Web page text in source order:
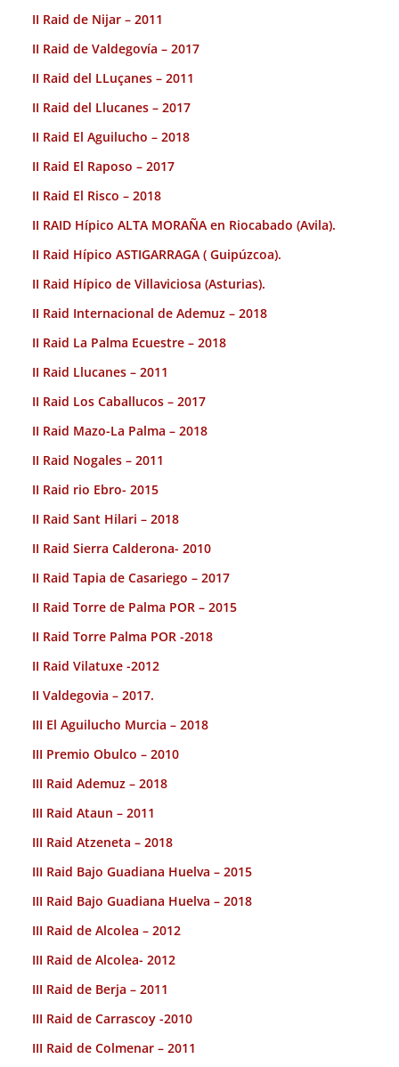
II Raid de Nijar – 2011
II Raid de Valdegovía – 2017
II Raid del LLuçanes – 2011
II Raid del Llucanes – 2017
II Raid El Aguilucho – 2018
II Raid El Raposo – 2017
II Raid El Risco – 2018
II RAID Hípico ALTA MORAÑA en Riocabado (Avila).
II Raid Hípico ASTIGARRAGA ( Guipúzcoa).
II Raid Hípico de Villaviciosa (Asturias).
II Raid Internacional de Ademuz – 2018
II Raid La Palma Ecuestre – 2018
II Raid Llucanes – 2011
II Raid Los Caballucos – 2017
II Raid Mazo-La Palma – 2018
II Raid Nogales – 2011
II Raid rio Ebro- 2015
II Raid Sant Hilari – 2018
II Raid Sierra Calderona- 2010
II Raid Tapia de Casariego – 2017
II Raid Torre de Palma POR – 2015
II Raid Torre Palma POR -2018
II Raid Vilatuxe -2012
II Valdegovia – 2017.
III El Aguilucho Murcia – 2018
III Premio Obulco – 2010
III Raid Ademuz – 2018
III Raid Ataun – 2011
III Raid Atzeneta – 2018
III Raid Bajo Guadiana Huelva – 2015
III Raid Bajo Guadiana Huelva – 2018
III Raid de Alcolea – 2012
III Raid de Alcolea- 2012
III Raid de Berja – 2011
III Raid de Carrascoy -2010
III Raid de Colmenar – 2011